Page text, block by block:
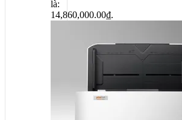
là:
14,860,000.00₫.